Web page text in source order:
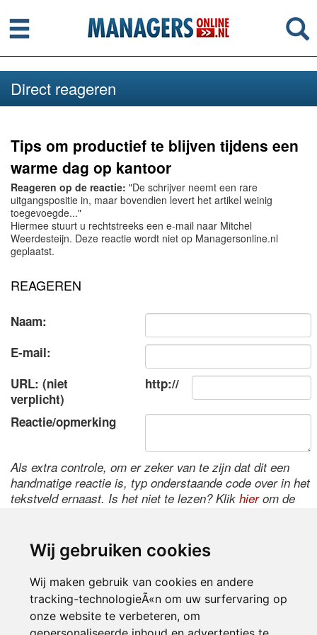
Wij gebruiken cookies
Wij maken gebruik van cookies en andere
tracking-technologieÃ«n om uw surfervaring op
onze website te verbeteren, om
Menu
Direct reageren
Tips om productief te blijven tijdens een
warme dag op kantoor
Reageren op de reactie: "De schrijver neemt een rare
uitgangspositie in, maar bovendien levert het artikel weinig
toegevoegde..."
Hiermee stuurt u rechtstreeks een e-mail naar Mitchel
Weerdesteijn. Deze reactie wordt niet op Managersonline.nl
geplaatst.
REAGEREN
Naam:
E-mail:
URL: (niet
verplicht)
http://
Reactie/opmerking
Als extra controle, om er zeker van te zijn dat dit een
handmatige reactie is, typ onderstaande code over in het
tekstveld ernaast. Is het niet te lezen? Klik hierom de